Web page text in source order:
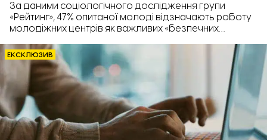
За даними соціологічного дослідження групи
«Рейтинг», 47% опитаної молоді відзначають роботу
молодіжних центрів як важливих «безпечних
один із таких просторів – молодіжний центр
«Піпл.юа», який відкрили рівно рік тому, 24 квітня 2024
року, за ініціативою Мелітопольської громади.
«Відбудова. Запоріжжя» розповідає, яким був рік
роботи центру, як такі осередки гуртують людей та
чи можливо втримати молодь у Запоріжжі.
ЕКСКЛЮЗИВ